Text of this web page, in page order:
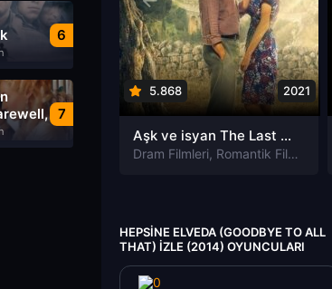
6
7
izle
5.868 2021
Aşk ve isyan The Last Parasido izle
Dram Filmleri, Romantik Filmleri
HEPSINE ELVEDA (GOODBYE TO ALL
THAT) IZLE (2014) OYUNCULARI